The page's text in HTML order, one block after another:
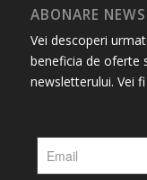
ABONARE
Vei descoperi
beneficia de oferte
newsletterului. Vei